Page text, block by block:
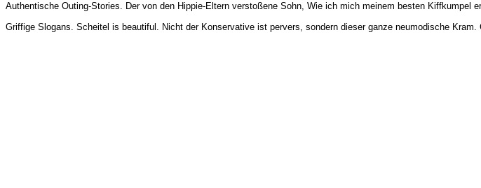
Authentische Outing-Stories. Der von den Hippie-Eltern verstoßene Sohn, Wie ich mich meinem besten Kiffkumpel
Griffige Slogans. Scheitel is beautiful. Nicht der Konservative ist pervers, sondern dieser ganze neumodische Kram.